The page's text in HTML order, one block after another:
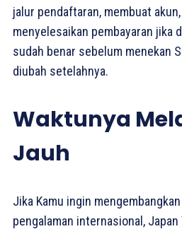
jalur pendaftaran, membuat
menyelesaikan pembayaran jika
sudah benar sebelum menekan
diubah setelahnya.
Waktunya
Jauh
Jika Kamu ingin
pengalaman internasional,